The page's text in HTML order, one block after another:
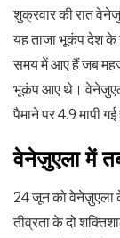
शुक्रवार की रात
यह ताजा भूकंप देश के
समय में आए हैं जब महज
भूकंप आए थे।
पैमाने पर 4.9 मापी गई
वेनेज़ुएला में
24 जून को वेनेज़ुएला
तीव्रता के दो